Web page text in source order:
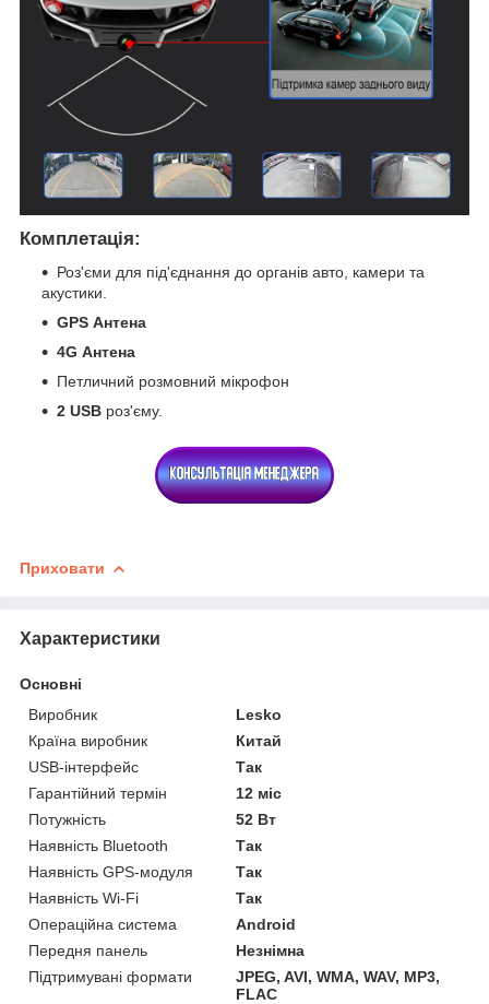
Комплетація:
Роз'єми для під'єднання до органів авто, камери та
акустики.
GPS Антена
4G Антена
Петличний розмовний мікрофон
2 USB роз'єму.
Приховати
Характеристики
Основні
Виробник
Lesko
Країна виробник
Китай
USB-інтерфейс
Так
Гарантійний термін
12 міс
Потужність
52 Вт
Наявність Bluetooth
Так
Наявність GPS-модуля
Так
Наявність Wi-Fi
Так
Операційна система
Android
Передня панель
Незнімна
Підтримувані формати
JPEG, AVI, WMA, WAV, MP3,
FLAC